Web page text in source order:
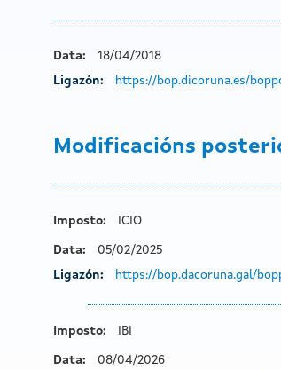
Data:
18/04/2018
Ligazón:
https://bop.dicoruna.es/
Modificacións
Imposto: ICIO
Data:
05/02/2025
Ligazón:
https://bop.dacoruna.gal/
Imposto: IBI
Data:
08/04/2026